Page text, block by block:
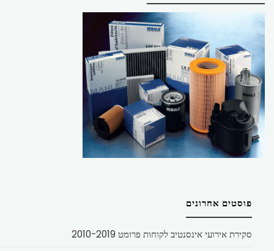
פוסטים אחרונים
סקירת אירועי אינסנטיב לקוחות פרומט 2010-2019